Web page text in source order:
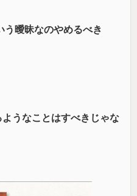
昧なのやめるべき
なことはすべきじゃな